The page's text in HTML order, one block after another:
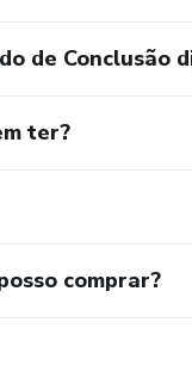
de Conclusão
ter?
comprar?